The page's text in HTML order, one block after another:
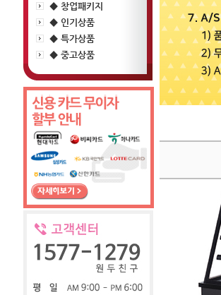
◆ 창업패키지
◆ 인기상품
◆ 특가상품
◆ 중고상품